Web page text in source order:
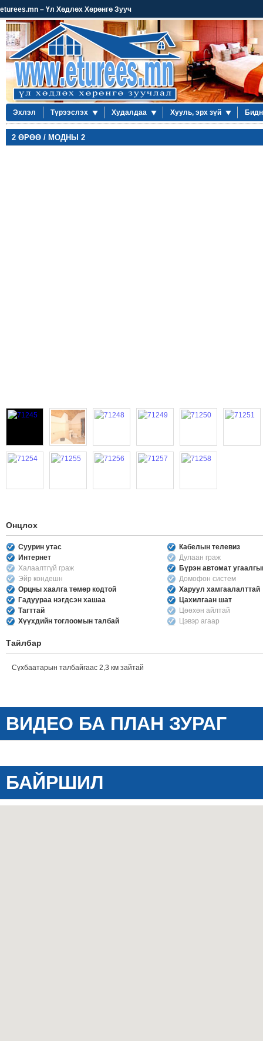
eturees.mn – Үл Хөдлөх Хөрөнгө Зууч
Эхлэл Түрээслэх Худалдаа Хууль, эрх зүй
2 ӨРӨӨ / МОДНЫ 2
Онцлох
Суурин утас
Кабелын телевиз
Интернет
Дулаан граж
Халаалтгүй граж
Бүрэн автомат
Эйр кондешн
Домофон систем
Орцны хаалга төмөр кодтой
Харуул хамгаалалттай
Гадуураа нэгдсэн хашаа
Цахилгаан шат
Тагттай
Цөөхөн айлтай
Хүүхдийн тоглоомын талбай
Цэвэр агаар
Тайлбар
Сүхбаатарын талбайгаас 2,3 км зайтай
ВИДЕО БА ПЛАН ЗУРАГ
БАЙРШИЛ